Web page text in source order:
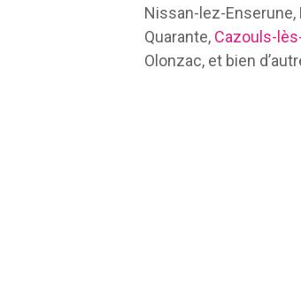
Nissan-lez-Enserune,
Quarante, Cazouls-
Olonzac, et bien